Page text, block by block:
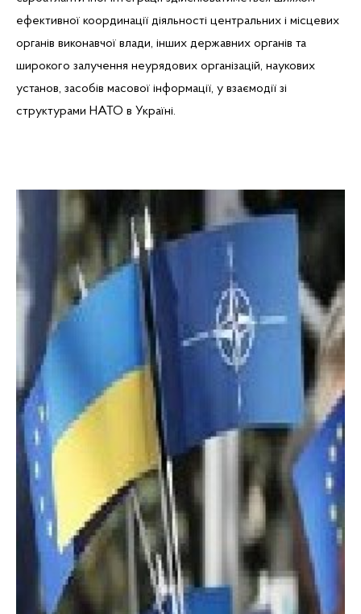
ефективної координації діяльності центральних і місцевих
органів виконавчої влади, інших державних органів та
широкого залучення неурядових організацій, наукових
установ, засобів масової інформації, у взаємодії зі
структурами НАТО в Україні.